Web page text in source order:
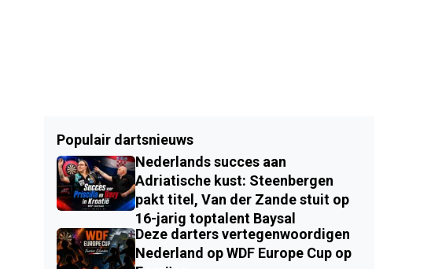
Populair dartsnieuws
Nederlands succes aan
Adriatische kust: Steenbergen
pakt titel, Van der Zande stuit op
16-jarig toptalent Baysal
Deze darters vertegenwoordigen
Nederland op WDF Europe Cup op